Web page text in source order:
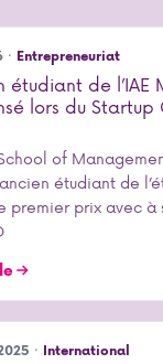
· Entrepreneuriat
étudiant de l’IAE
lors du Startup
School of
étudiant de
premier prix avec à
· International